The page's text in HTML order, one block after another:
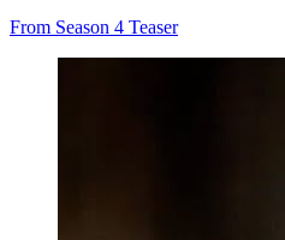
From Season 4 Teaser